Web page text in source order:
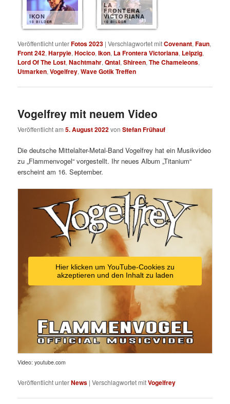
IKON
10 BILDER
LA
FRONTERA
VICTORIANA
10 BILDER
Veröffentlicht unterFotos 2023 |Verschlagwortet mitCovenant,Faun,
Front 242,Harpyie,Hocico,Ikon, La Frontera Victoriana, Leipzig,
Lord Of The Lost,Nachtmahr,Qntal,Shireen,The Chameleons,
Utmarken,Vogelfrey,Wave Gotik Treffen
Vogelfrey mit neuem Video
Veröffentlicht am5. August 2022vonStefan Frühauf
Die deutsche Mittelalter-Metal-Band Vogelfrey hat ein Musikvideo
zu „Flammenvogel“ vorgestellt. Ihr neues Album „Titanium“
erscheint am 16. September.
Hier klicken um YouTube-Cookies zu
akzeptieren und den Inhalt zu laden
Video: youtube.com
Veröffentlicht unterNews |Verschlagwortet mitVogelfrey